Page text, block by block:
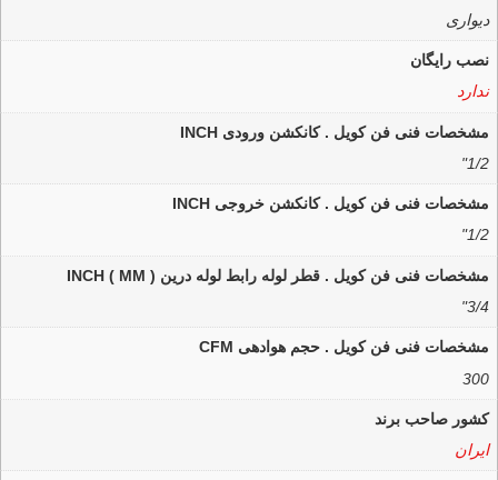
دیواری
نصب رایگان
ندارد
مشخصات فنی فن کویل . کانکشن ورودی INCH
1/2"
مشخصات فنی فن کویل . کانکشن خروجی INCH
1/2"
مشخصات فنی فن کویل . قطر لوله رابط لوله درین INCH ( MM )
3/4"
مشخصات فنی فن کویل . حجم هوادهی CFM
300
کشور صاحب برند
ایران